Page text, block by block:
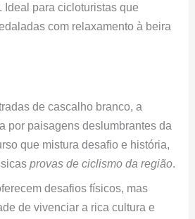
Ideal para cicloturistas que
com relaxamento à beira
de cascalho branco, a
por paisagens deslumbrantes da
que mistura desafio e história,
provas de ciclismo da região.
desafios físicos, mas
de vivenciar a rica cultura e